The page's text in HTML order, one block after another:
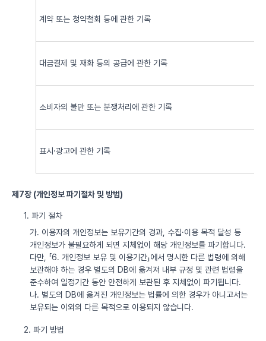
계약 또는 청약철회 등에 관한 기록
대금결제 및 재화 등의 공급에 관한 기록
소비자의 불만 또는 분쟁처리에 관한 기록
표시·광고에 관한 기록
제7장 (개인정보 파기절차 및 방법)
1. 파기 절차
가. 이용자의 개인정보는 보유기간의 경과, 수집·이용 목적 달성 등
개인정보가 불필요하게 되면 지체없이 해당 개인정보를 파기합니다.
다만, 「6. 개인정보 보유 및 이용기간」에서 명시한 다른 법령에 의해
보관해야 하는 경우 별도의 DB에 옮겨져 내부 규정 및 관련 법령을
준수하여 일정기간 동안 안전하게 보관된 후 지체없이 파기됩니다.
나. 별도의 DB에 옮겨진 개인정보는 법률에 의한 경우가 아니고서는
보유되는 이외의 다른 목적으로 이용되지 않습니다.
2. 파기 방법